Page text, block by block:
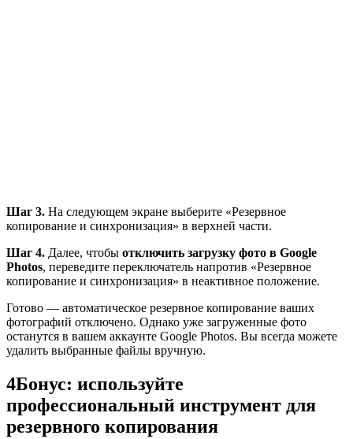
Шаг 3. На следующем экране выберите «Резервное
копирование и синхронизация» в верхней части.
Шаг 4. Далее, чтобы отключить загрузку фото в Google
Photos, переведите переключатель напротив «Резервное
копирование и синхронизация» в неактивное положение.
Готово — автоматическое резервное копирование ваших
фотографий отключено. Однако уже загруженные фото
останутся в вашем аккаунте Google Photos. Вы всегда можете
удалить выбранные файлы вручную.
4Бонус: используйте
профессиональный инструмент для
резервного копирования